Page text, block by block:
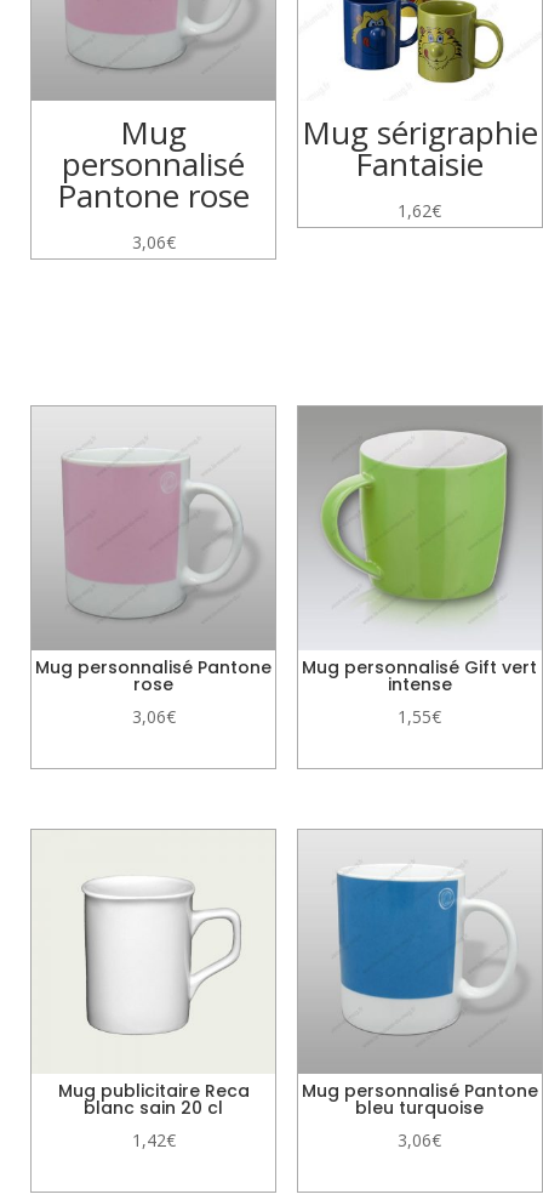
Mug
personnalisé
Pantone rose
3,06€
Mug sérigraphie
Fantaisie
1,62€
Mug personnalisé Pantone
rose
3,06€
Mug personnalisé Gift vert
intense
1,55€
Mug publicitaire Reca
blanc sain 20 cl
1,42€
Mug personnalisé Pantone
bleu turquoise
3,06€